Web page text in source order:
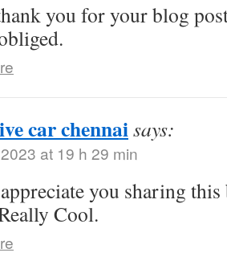
you for your blog
car chennaisays:
at 19 h 29 min
you sharing
Cool.